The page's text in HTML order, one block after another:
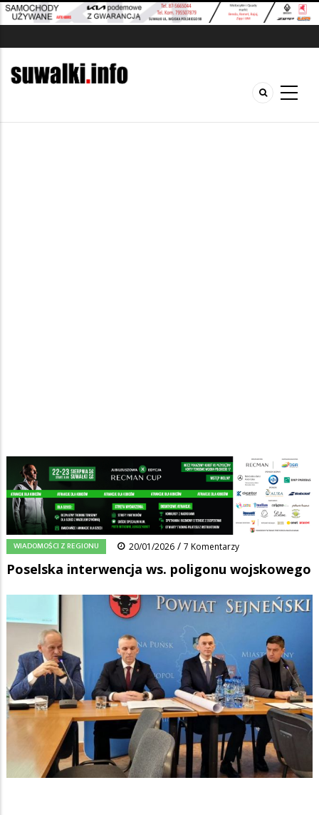
Ścieżka
nawigacyjna
Strona główna/Wiadomości/Wiadomości z regionu
/
Poselska interwencja ws. poligonu wojskowego
FacebookPinterestTumblr Reddit Share
WIADOMOŚCI Z REGIONU 20/01/2026 / 7 Komentarzy
Poselska interwencja ws. poligonu wojskowego